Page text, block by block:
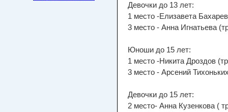
Девочки до 13 лет:
1 место -Елизавета
3 место - Анна Игнатьева
Юноши до 15 лет:
1 место -Никита Дроздов
3 место - Арсений
Девочки до 15 лет:
2 место- Анна Кузенкова (